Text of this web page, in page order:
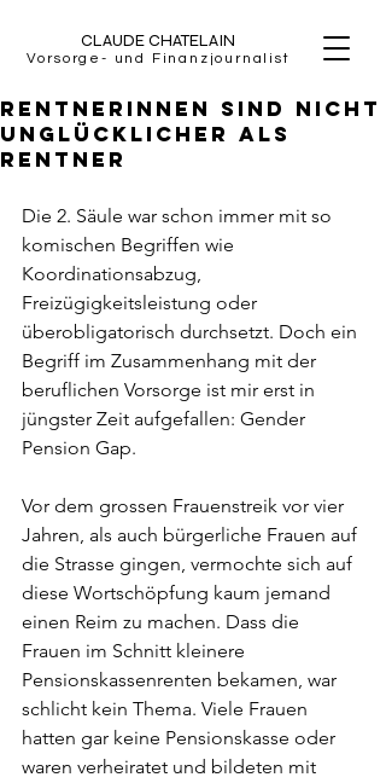
CLAUDE CHATELAIN
Vorsorge- und Finanzjournalist
Rentnerinnen sind nicht
unglücklicher als
Rentner
Die 2. Säule war schon immer mit so
komischen Begriffen wie
Koordinationsabzug,
Freizügigkeitsleistung oder
überobligatorisch durchsetzt. Doch ein
Begriff im Zusammenhang mit der
beruflichen Vorsorge ist mir erst in
jüngster Zeit aufgefallen: Gender
Pension Gap.
Vor dem grossen Frauenstreik vor vier
Jahren, als auch bürgerliche Frauen auf
die Strasse gingen, vermochte sich auf
diese Wortschöpfung kaum jemand
einen Reim zu machen. Dass die
Frauen im Schnitt kleinere
Pensionskassenrenten bekamen, war
schlicht kein Thema. Viele Frauen
hatten gar keine Pensionskasse oder
waren verheiratet und bildeten mit